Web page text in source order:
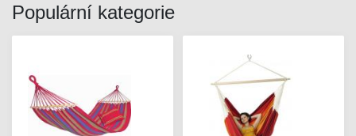
Populární kategorie